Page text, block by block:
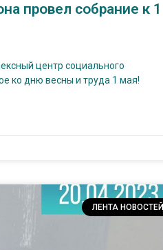
провел собрание к 1
центр социального
ко дню весны и труда 1 мая!
ЛЕНТА НОВОСТЕЙ